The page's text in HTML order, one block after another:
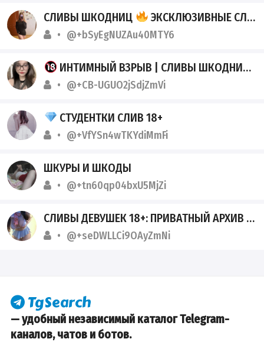
СЛИВЫ ШКОДНИЦ ЭКСКЛЮЗИВНЫЕ СЛИВЫ СТУДЕНТОК
@+bSyEgNUZAu40MTY6
ИНТИМНЫЙ ВЗРЫВ | СЛИВЫ ШКОДНИЦ И ТЯНОК
@+CB-UGUO2jSdjZmVi
СТУДЕНТКИ СЛИВ 18+
@+VfYSn4wTKYdiMmFi
ШКУРЫ И ШКОДЫ
@+tn60qp04bxU5MjZi
СЛИВЫ ДЕВУШЕК 18+: ПРИВАТНЫЙ АРХИВ & СВЕЖАК 2026
@+seDWLLCi9OAyZmNi
— удобный независимый каталог Telegram-
каналов, чатов и ботов.